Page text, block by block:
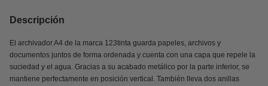
Descripción
El archivador A4 de la marca 123tinta guarda papeles, archivos y
documentos juntos de forma ordenada y cuenta con una capa que repele la
suciedad y el agua. Gracias a su acabado metálico por la parte inferior, se
mantiene perfectamente en posición vertical. También lleva dos anillas